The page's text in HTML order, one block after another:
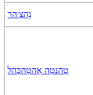
נֵהצַ׳הר
טַהנטִה אַהטִהכַּהל